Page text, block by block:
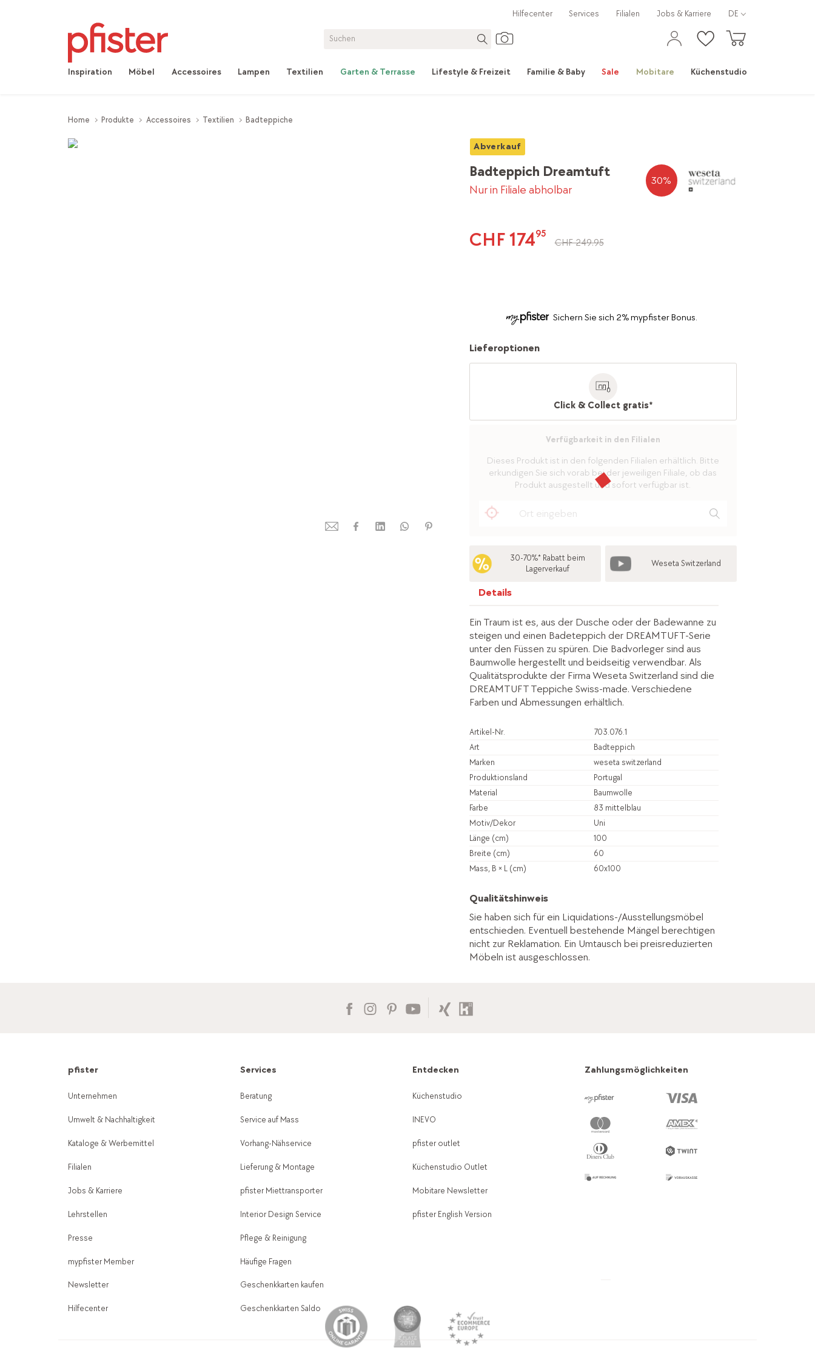
Inspiration Möbel Accessoires Lampen Textilien Garten & Terrasse Lifestyle & Freizeit Familie & Baby Sale Mobitare Küchenstudio
Hilfecenter Services Filialen Jobs & Karriere DE
Home Produkte Accessoires Textilien Badteppiche
Abverkauf
Badteppich Dreamtuft
Nur in Filiale abholbar
30%
CHF 17495
CHF 249.95
Sichern Sie sich 2% mypfister Bonus.
Lieferoptionen
Click & Collect gratis*
Verfügbarkeit in den Filialen
Dieses Produkt ist in den folgenden Filialen erhältlich. Bitte
erkundigen Sie sich vorab bei der jeweiligen Filiale, ob das
Produkt ausgestellt und sofort verfügbar ist.
30-70%* Rabatt beim
Lagerverkauf
Weseta Switzerland
Details
Ein Traum ist es, aus der Dusche oder der Badewanne zu
steigen und einen Badeteppich der DREAMTUFT-Serie
unter den Füssen zu spüren. Die Badvorleger sind aus
Baumwolle hergestellt und beidseitig verwendbar. Als
Qualitätsprodukte der Firma Weseta Switzerland sind die
DREAMTUFT Teppiche Swiss-made. Verschiedene
Farben und Abmessungen erhältlich.
Artikel-Nr.
703.076.1
Art
Badteppich
Marken
weseta switzerland
Produktionsland
Portugal
Material
Baumwolle
Farbe
83 mittelblau
Motiv/Dekor
Uni
Länge (cm)
100
Breite (cm)
60
Mass, B × L (cm)
60x100
Qualitätshinweis
Sie haben sich für ein Liquidations-/Ausstellungsmöbel
entschieden. Eventuell bestehende Mängel berechtigen
nicht zur Reklamation. Ein Umtausch bei preisreduzierten
Möbeln ist ausgeschlossen.
pfister
Unternehmen
Umwelt & Nachhaltigkeit
Kataloge & Werbemittel
Filialen
Jobs & Karriere
Lehrstellen
Presse
mypfister Member
Newsletter
Hilfecenter
Services
Beratung
Service auf Mass
Vorhang-Nähservice
Lieferung & Montage
pfister Miettransporter
Interior Design Service
Pflege & Reinigung
Häufige Fragen
Geschenkkarten kaufen
Geschenkkarten Saldo
Entdecken
Küchenstudio
INEVO
pfister outlet
Küchenstudio Outlet
Mobitare Newsletter
pfister English Version
Zahlungsmöglichkeiten